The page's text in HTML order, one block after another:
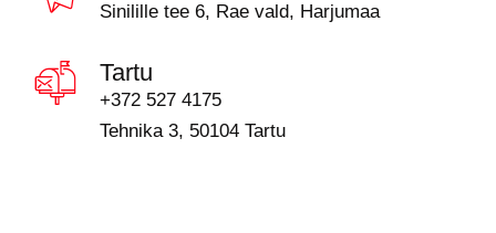
Sinilille tee 6, Rae vald, Harjumaa
Tartu
+372 527 4175
Tehnika 3, 50104 Tartu